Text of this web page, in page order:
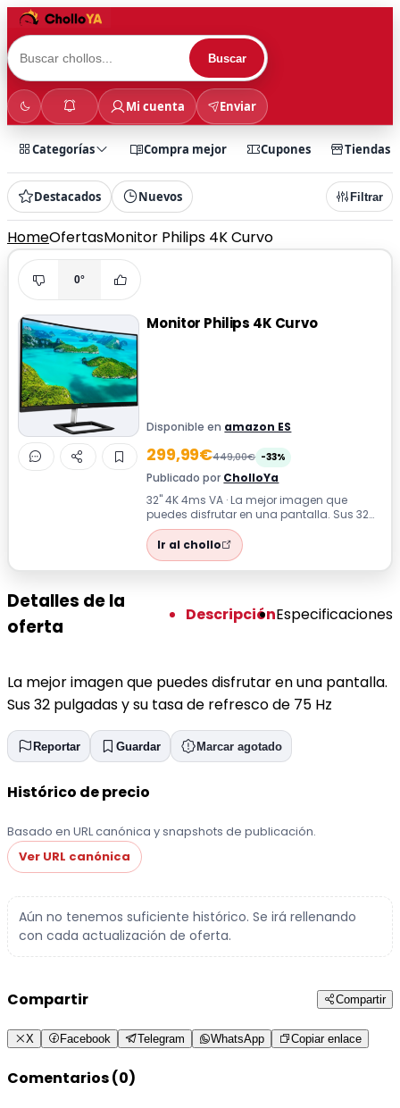
Buscar
Mi cuenta Enviar
Categorías Compra mejor Cupones Tiendas
Destacados Nuevos Filtrar
HomeOfertasMonitor Philips 4K Curvo
0°
Monitor Philips 4K Curvo
Disponible en amazon ES
299,99€449,00€ -33%
Publicado por CholloYa
32'' 4K 4ms VA · La mejor imagen que
puedes disfrutar en una pantalla. Sus 32
pulgadas y su tasa de refresco de 75 Hz
Ir al chollo
Detalles de la
oferta
DescripciónEspecificaciones
La mejor imagen que puedes disfrutar en una pantalla.
Sus 32 pulgadas y su tasa de refresco de 75 Hz
Reportar Guardar Marcar agotado
Histórico de precio
Basado en URL canónica y snapshots de publicación.
Ver URL canónica
Aún no tenemos suficiente histórico. Se irá rellenando
con cada actualización de oferta.
Compartir Compartir
X Facebook Telegram WhatsApp Copiar enlace
Comentarios (0)